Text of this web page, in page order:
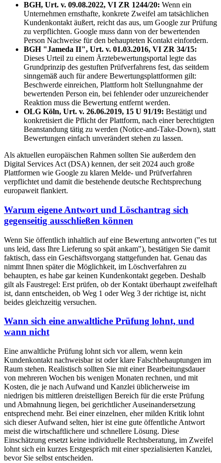
BGH, Urt. v. 09.08.2022, VI ZR 1244/20: Wenn ein
Unternehmen ernsthafte, konkrete Zweifel am tatsächlichen
Kundenkontakt äußert, reicht das aus, um Google zur Prüfung
zu verpflichten. Google muss dann von der bewertenden
Person Nachweise für den behaupteten Kontakt einfordern.
BGH "Jameda II", Urt. v. 01.03.2016, VI ZR 34/15:
Dieses Urteil zu einem Ärztebewertungsportal legte das
Grundprinzip des gestuften Prüfverfahrens fest, das seitdem
sinngemäß auch für andere Bewertungsplattformen gilt:
Beschwerde einreichen, Plattform holt Stellungnahme der
bewertenden Person ein, bei fehlender oder unzureichender
Reaktion muss die Bewertung entfernt werden.
OLG Köln, Urt. v. 26.06.2019, 15 U 91/19: Bestätigt und
konkretisiert die Pflicht der Plattform, nach einer berechtigten
Beanstandung tätig zu werden (Notice-and-Take-Down), statt
Bewertungen einfach unverändert stehen zu lassen.
Als aktuellen europäischen Rahmen sollten Sie außerdem den
Digital Services Act (DSA) kennen, der seit 2024 auch große
Plattformen wie Google zu klaren Melde- und Prüfverfahren
verpflichtet und damit die bestehende deutsche Rechtsprechung
europaweit flankiert.
Warum eigene Antwort und Löschantrag sich
gegenseitig ausschließen können
Wenn Sie öffentlich inhaltlich auf eine Bewertung antworten ("es tut
uns leid, dass Ihre Lieferung so spät ankam"), bestätigen Sie damit
faktisch, dass ein Geschäftsvorgang stattgefunden hat. Genau das
nimmt Ihnen später die Möglichkeit, im Löschverfahren zu
behaupten, es habe gar keinen Kundenkontakt gegeben. Deshalb
gilt als Faustregel: Erst prüfen, ob der Kontakt überhaupt zweifelhaft
ist, dann entscheiden, ob Weg 1 oder Weg 3 der richtige ist, nicht
beides gleichzeitig versuchen.
Wann sich eine anwaltliche Prüfung lohnt, und
wann nicht
Eine anwaltliche Prüfung lohnt sich vor allem, wenn kein
Kundenkontakt nachweisbar ist oder klare Falschbehauptungen im
Raum stehen. Realistisch sollten Sie mit einer Bearbeitungsdauer
von mehreren Wochen bis wenigen Monaten rechnen, und mit
Kosten, die je nach Aufwand und Kanzlei üblicherweise im
niedrigen bis mittleren dreistelligen Bereich für die erste Prüfung
und Abmahnung liegen, bei gerichtlicher Auseinandersetzung
entsprechend mehr. Bei einer einzelnen, eher milden Kritik lohnt
sich dieser Aufwand selten, hier ist eine gute öffentliche Antwort
meist die wirtschaftlichere und schnellere Lösung. Diese
Einschätzung ersetzt keine individuelle Rechtsberatung, im Zweifel
lohnt sich ein kurzes Erstgespräch mit einer spezialisierten Kanzlei,
bevor Sie selbst entscheiden.